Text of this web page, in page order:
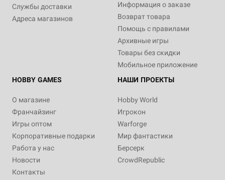
Службы доставки
Адреса магазинов
Информация о заказе
Возврат товара
Помощь с правилами
Архивные игры
Товары без скидки
Мобильное приложение
HOBBY GAMES
О магазине
Франчайзинг
Игры оптом
Корпоративные подарки
Работа у нас
Новости
Контакты
НАШИ ПРОЕКТЫ
Hobby World
Игрокон
Warforge
Мир фантастики
Берсерк
CrowdRepublic